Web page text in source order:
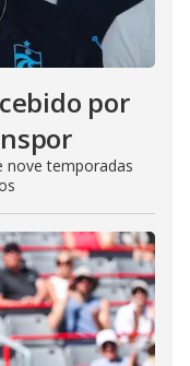
por
nove temporadas